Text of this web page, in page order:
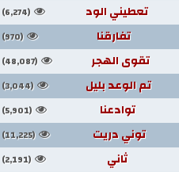
تعطيني الود (6,274)
تفارقنا (970)
تقوى الهجر (48,087)
تم الوعد بليل (3,044)
توادعنا (5,901)
توني دريت (11,225)
ثاني (2,191)